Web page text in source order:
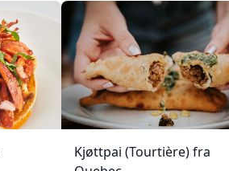
Kjøttpai (Tourtière) fra